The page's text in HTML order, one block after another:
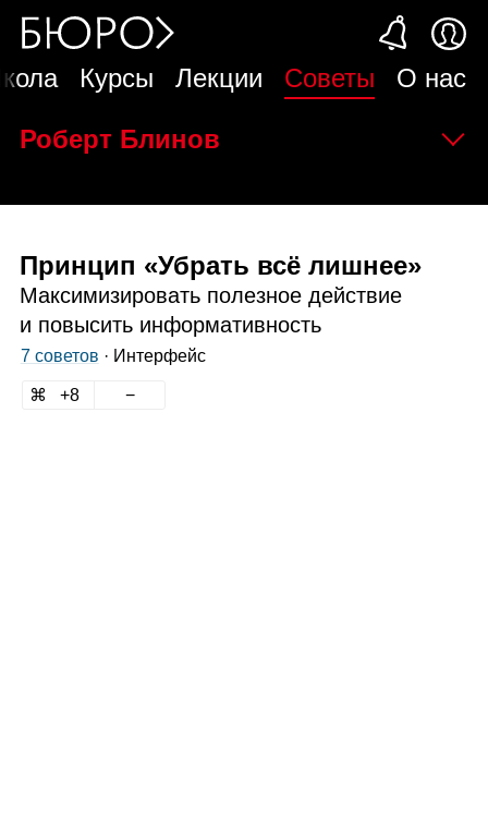
Курсы Лекции Советы О нас
Роберт Блинов
Принцип «Убрать всё лишнее»
Максимизировать полезное действие
и повысить информативность
7 советов · Интерфейс
8